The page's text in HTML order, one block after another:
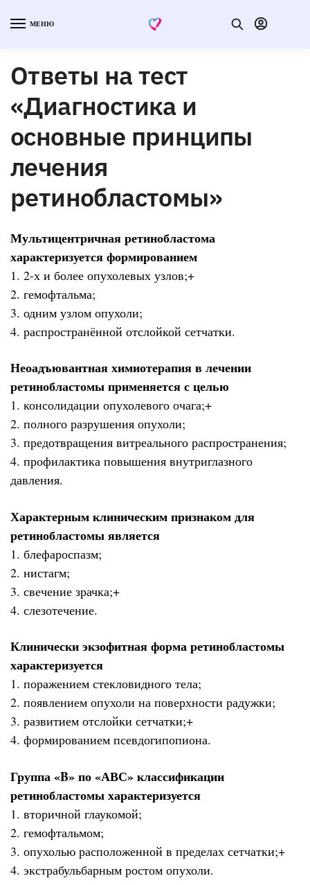
МЕНЮ
Ответы на тест
«Диагностика и
основные принципы
лечения
ретинобластомы»
Мультицентричная ретинобластома
характеризуется формированием
1. 2-х и более опухолевых узлов;+
2. гемофтальма;
3. одним узлом опухоли;
4. распространённой отслойкой сетчатки.
Неоадъювантная химиотерапия в лечении
ретинобластомы применяется с целью
1. консолидации опухолевого очага;+
2. полного разрушения опухоли;
3. предотвращения витреального распространения;
4. профилактика повышения внутриглазного
давления.
Характерным клиническим признаком для
ретинобластомы является
1. блефароспазм;
2. нистагм;
3. свечение зрачка;+
4. слезотечение.
Клинически экзофитная форма ретинобластомы
характеризуется
1. поражением стекловидного тела;
2. появлением опухоли на поверхности радужки;
3. развитием отслойки сетчатки;+
4. формированием псевдогипопиона.
Группа «B» по «АВС» классификации
ретинобластомы характеризуется
1. вторичной глаукомой;
2. гемофтальмом;
3. опухолью расположенной в пределах сетчатки;+
4. экстрабульбарным ростом опухоли.